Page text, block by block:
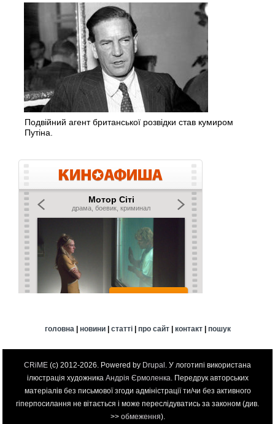
Подвійний агент британської розвідки став кумиром
Путіна.
головна | новини| статті| про сайт| контакт| пошук
CRiME (c) 2012-2026. Powered by Drupal . У логотипі використана
ілюстрація художника Андрія Єрмоленка . Передрук авторських
матеріалів без письмової згоди адміністрації ти/чи без активного
гіперпосилання не вітається і може переслідуватись за законом (див.
>> обмеження).